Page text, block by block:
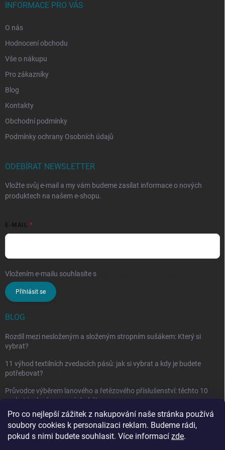
Pro co nejlepší zážitek z nakupování naše stránka používá
soubory cookies k personalizaci reklam. Budeme rádi,
pokud s nimi budete souhlasit. Více informací zde.
INFORMACE PRO VÁS
O nás
Hodnocení obchodu
Vše o nákupu
Pro zákazníky
Blog
Kontakty
Obchodní podmínky
Podmínky ochrany Osobních údajů
ODEBÍRAT NEWSLETTER
Vložte svůj e-mail a my vám budeme zasílat informace o nových
produktech na našem e-shopu.
E-MAIL
Vložením e-mailu souhlasíte s
Přihlásit se
BLOG
Rozdíl mezi nesloženým a složeným stropním sušákem: Který si
vybrat?
11 výhod textilních zvedacích pásů: jak si vybrat a kdy je budete
potřebovat?
Průvodce výběrem lanového a řetězového příslušenství: těchto 10
vychytávek vám nesmí chybět